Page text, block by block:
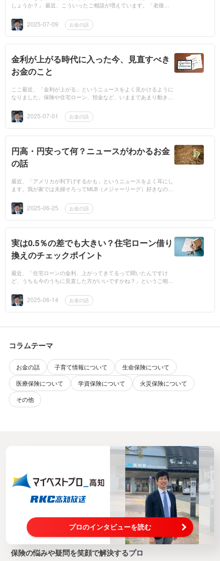
しょうか？」 最近、こういったご相談が増えています。「老後が
く自然なことで...
2025-07-09 お金の話
金利が上がる時代に入った今、見直すべき
お金のこと
ここ最近、「金利が上がる」というニュースをよく見かけるように
なりました。保険や住宅ローン、預金など、いままであまり動きが
ぇ、そうなんや...
2025-07-01 お金の話
円高・円安って何？ニュースがわかるお金
の話
最近、「アメリカが利下げするかも」というニュースをよく耳にし
ます。我が家では夫婦そろってMLB（メジャーリーグ）好きなので
同じくらい「ピ...
2025-06-25 お金の話
実は0.5％の差でも大きい？住宅ローン借り
換えのチェックポイント
最近、「住宅ローンの金利、上がってきてるって聞いたんですけ
ど、うちも今のうちに見直した方がいいですかね？」というご相談
融資率9割以下）の...
2025-06-14 お金の話
コラムテーマ
お金の話 子育て情報について
生命保険について
医療保険について
学資保険について
火災保険について
その他
プロのインタビューを読む
保険の悩みや疑問を笑顔で解決するプロ